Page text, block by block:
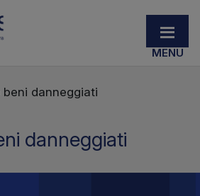
beni danneggiati
danneggiati